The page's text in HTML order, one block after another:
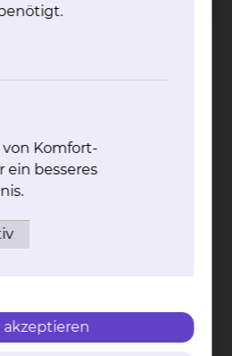
Eintrübung der Linse, durch
wird. Die
bei einem
durch eine neue
Beim Nachstar
der Linsenkapsel. Dieser
Laserbehandlung
Komfort-
ein besseres
akzeptieren